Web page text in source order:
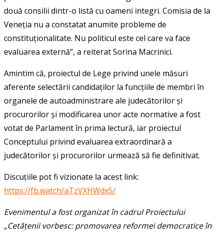
două consilii dintr-o listă cu oameni integri. Comisia de la
Veneția nu a constatat anumite probleme de
constituționalitate. Nu politicul este cel care va face
evaluarea externă”, a reiterat Sorina Macrinici.
Amintim că, proiectul de Lege privind unele măsuri
aferente selectării candidaților la funcțiile de membri în
organele de autoadministrare ale judecătorilor și
procurorilor și modificarea unor acte normative a fost
votat de Parlament în prima lectură, iar proiectul
Conceptului privind evaluarea extraordinară a
judecătorilor și procurorilor urmează să fie definitivat.
Discuțiile pot fi vizionate la acest link:
https://fb.watch/aTzVXHWdxS/
Evenimentul a fost organizat în cadrul Proiectului
„Cetățenii vorbesc: promovarea reformei democratice în